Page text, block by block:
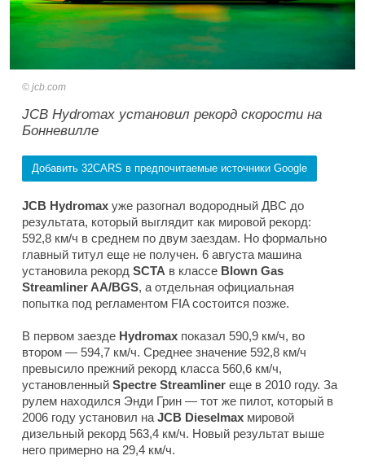
jcb.com
JCB Hydromax установил рекорд скорости на
Бонневилле
Добавить 32CARS в предпочитаемые источники Google
JCB Hydromax уже разогнал водородный ДВС до
результата, который выглядит как мировой рекорд:
592,8 км/ч в среднем по двум заездам. Но формально
главный титул еще не получен. 6 августа машина
установила рекорд SCTA в классе Blown Gas
Streamliner AA/BGS, а отдельная официальная
попытка под регламентом FIA состоится позже.
В первом заезде Hydromax показал 590,9 км/ч, во
втором — 594,7 км/ч. Среднее значение 592,8 км/ч
превысило прежний рекорд класса 560,6 км/ч,
установленный Spectre Streamliner еще в 2010 году. За
рулем находился Энди Грин — тот же пилот, который в
2006 году установил наJCB Dieselmax мировой
дизельный рекорд 563,4 км/ч. Новый результат выше
него примерно на 29,4 км/ч.